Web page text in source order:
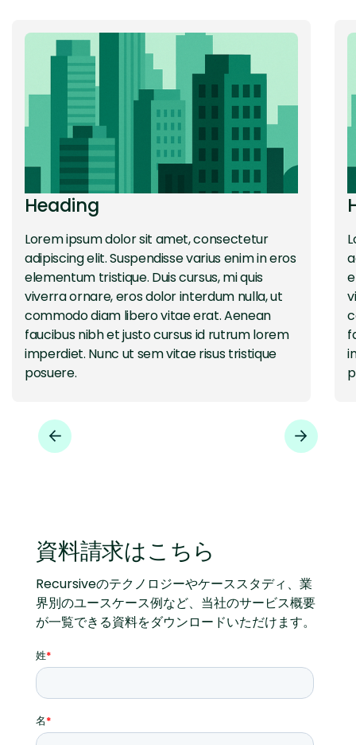
Heading
Lorem ipsum dolor sit amet, consectetur
adipiscing elit. Suspendisse varius enim in eros
elementum tristique. Duis cursus, mi quis
viverra ornare, eros dolor interdum nulla, ut
commodo diam libero vitae erat. Aenean
faucibus nibh et justo cursus id rutrum lorem
imperdiet. Nunc ut sem vitae risus tristique
posuere.
資料請求はこちら
Recursiveのテクノロジーやケーススタディ、業
界別のユースケース例など、当社のサービス概要
が一覧できる資料をダウンロードいただけます。